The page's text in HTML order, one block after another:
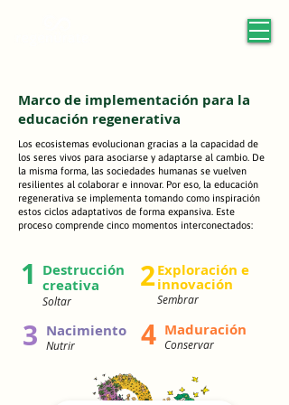
Marco de implementación para la
educación regenerativa
Los ecosistemas evolucionan gracias a la capacidad de
los seres vivos para asociarse y adaptarse al cambio. De
la misma forma, las sociedades humanas se vuelven
resilientes al colaborar e innovar. Por eso, la educación
regenerativa se implementa tomando como inspiración
estos ciclos adaptativos de forma expansiva. Este
proceso comprende cinco momentos interconectados:
1 Destrucción
creativa
Soltar
2Exploración e
innovación
Sembrar
4 Maduración
Conservar
3 Nacimiento
Nutrir